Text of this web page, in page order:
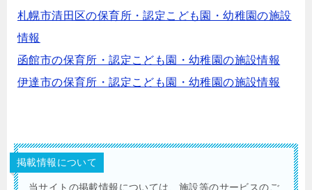
札幌市清田区の保育所・認定こども園・幼稚園の施設
情報
函館市の保育所・認定こども園・幼稚園の施設情報
伊達市の保育所・認定こども園・幼稚園の施設情報
掲載情報について
当サイトの掲載情報については、施設等のサービスのご